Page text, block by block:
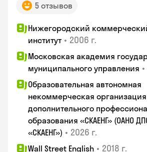
5 отзывов
Нижегородский
институт • 2006 г.
Московская академия
муниципального управления •
Образовательная автономная
некоммерческая организация
дополнительного
образования «СКАЕНГ» (ОАНО
«СКАЕНГ») • 2026 г.
Wall Street English • 2018 г.